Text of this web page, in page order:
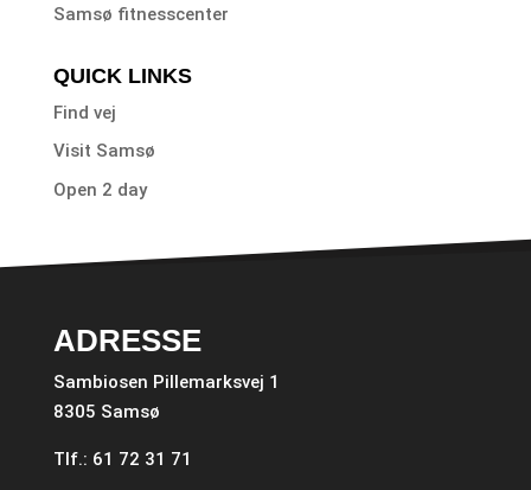
Samsø fitnesscenter
QUICK LINKS
Find vej
Visit Samsø
Open 2 day
ADRESSE
Sambiosen Pillemarksvej 1
8305 Samsø
Tlf.: 61 72 31 71